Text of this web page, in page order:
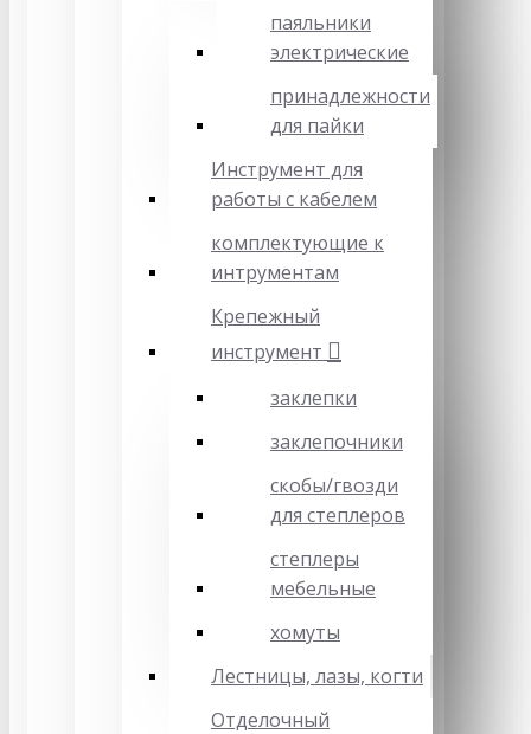
паяльники
электрические
принадлежности
для пайки
Инструмент для
работы с кабелем
комплектующие к
интрументам
Крепежный
инструмент
заклепки
заклепочники
скобы/гвозди
для степлеров
степлеры
мебельные
хомуты
Лестницы, лазы, когти
Отделочный